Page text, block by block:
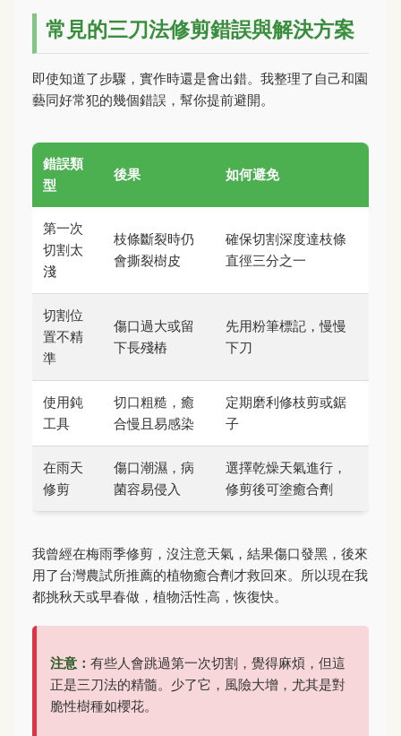
常見的三刀法修剪錯誤與解決方案
即使知道了步驟，實作時還是會出錯。我整理了自己和園
藝同好常犯的幾個錯誤，幫你提前避開。
錯誤類
型
後果 如何避免
第一次
切割太
淺
枝條斷裂時仍
會撕裂樹皮
確保切割深度達枝條
直徑三分之一
切割位
置不精
準
傷口過大或留
下長殘樁
先用粉筆標記，慢慢
下刀
使用鈍
工具
切口粗糙，癒
合慢且易感染
定期磨利修枝剪或鋸
子
在雨天
修剪
傷口潮濕，病
菌容易侵入
選擇乾燥天氣進行，
修剪後可塗癒合劑
我曾經在梅雨季修剪，沒注意天氣，結果傷口發黑，後來
用了台灣農試所推薦的植物癒合劑才救回來。所以現在我
都挑秋天或早春做，植物活性高，恢復快。
注意： 有些人會跳過第一次切割，覺得麻煩，但這
正是三刀法的精髓。少了它，風險大增，尤其是對
脆性樹種如櫻花。